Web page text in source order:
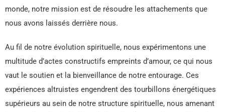
monde, notre mission est de résoudre les attachements que
nous avons laissés derrière nous.
Au fil de notre évolution spirituelle, nous expérimentons une
multitude d’actes constructifs empreints d’amour, ce qui nous
vaut le soutien et la bienveillance de notre entourage. Ces
expériences altruistes engendrent des tourbillons énergétiques
supérieurs au sein de notre structure spirituelle, nous amenant